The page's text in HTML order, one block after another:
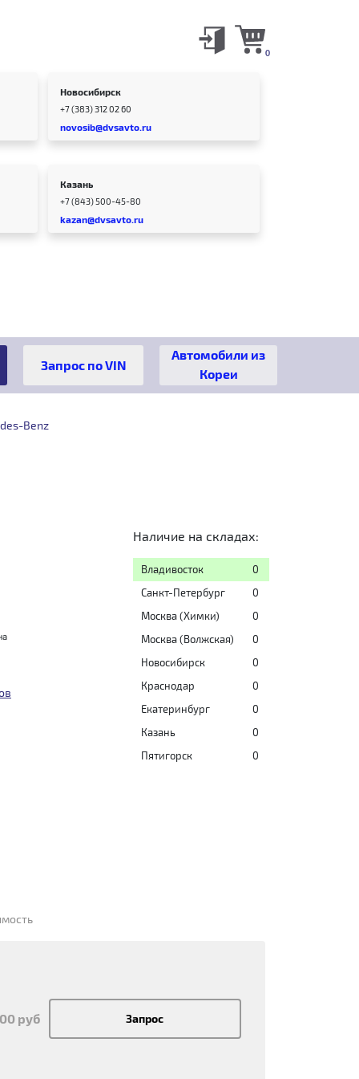
0
Новосибирск
+7 (383) 312 02 60
novosib@dvsavto.ru
Казань
+7 (843) 500-45-80
kazan@dvsavto.ru
Автомобили из
Кореи
Benz
Наличие на складах:
Владивосток
0
Санкт-Петербург
0
Москва (Химки)
0
Москва (Волжская)
0
Новосибирск
0
Краснодар
0
Екатеринбург
0
Казань
0
Пятигорск
0
руб Запрос